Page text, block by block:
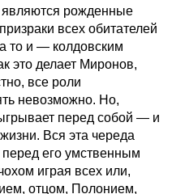
являются рожденные
всех обитателей
то и — колдовским
это делает Миронов,
все роли
невозможно. Но,
перед собой — и
Вся эта череда
перед его умственным
играя всех или,
отцом, Полонием,